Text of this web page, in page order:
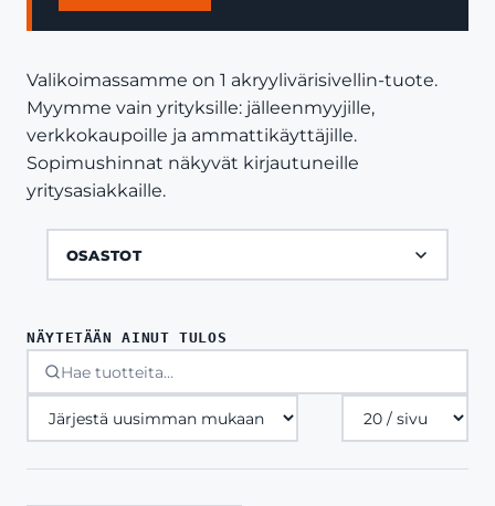
Valikoimassamme on 1 akryylivärisivellin-tuote.
Myymme vain yrityksille: jälleenmyyjille,
verkkokaupoille ja ammattikäyttäjille.
Sopimushinnat näkyvät kirjautuneille
yritysasiakkaille.
OSASTOT
NÄYTETÄÄN AINUT TULOS
Tuotteita
sivulla